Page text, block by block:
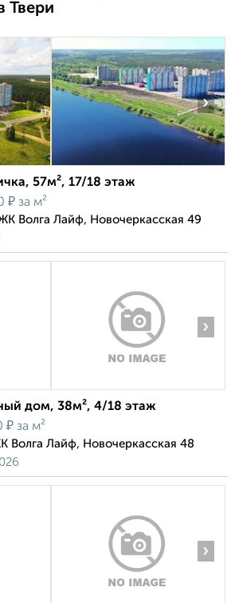
Твери
›
57м², 17/18 этаж
₽ за м²
Волга Лайф, Новочеркасская 49
›
дом, 38м², 4/18 этаж
₽ за м²
Волга Лайф, Новочеркасская 48
›